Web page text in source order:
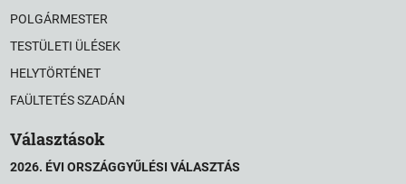
POLGÁRMESTER
TESTÜLETI ÜLÉSEK
HELYTÖRTÉNET
FAÜLTETÉS SZADÁN
Választások
2026. ÉVI ORSZÁGGYŰLÉSI VÁLASZTÁS